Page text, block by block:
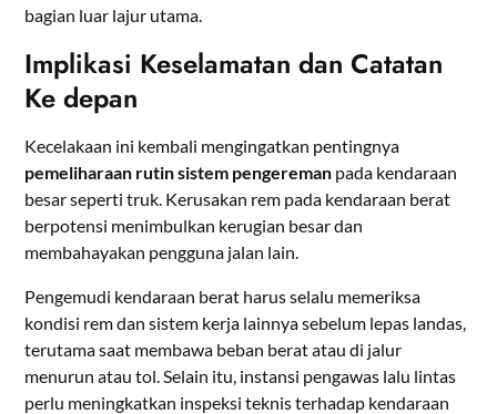
bagian luar lajur utama.
Implikasi Keselamatan dan Catatan
Ke depan
Kecelakaan ini kembali mengingatkan pentingnya
pemeliharaan rutin sistem pengereman pada kendaraan
besar seperti truk. Kerusakan rem pada kendaraan berat
berpotensi menimbulkan kerugian besar dan
membahayakan pengguna jalan lain.
Pengemudi kendaraan berat harus selalu memeriksa
kondisi rem dan sistem kerja lainnya sebelum lepas landas,
terutama saat membawa beban berat atau di jalur
menurun atau tol. Selain itu, instansi pengawas lalu lintas
perlu meningkatkan inspeksi teknis terhadap kendaraan